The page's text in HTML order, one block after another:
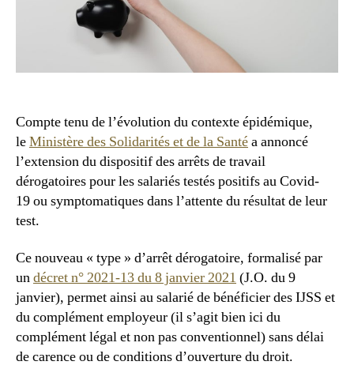
Compte tenu de l’évolution du contexte épidémique,
leMinistère des Solidarités et de la Santéa annoncé
l’extension du dispositif des arrêts de travail
dérogatoires pour les salariés testés positifs au Covid-
19 ou symptomatiques dans l’attente du résultat de leur
test.
Ce nouveau « type » d’arrêt dérogatoire, formalisé par
undécret n° 2021-13 du 8 janvier 2021 (J.O. du 9
janvier), permet ainsi au salarié de bénéficier des IJSS et
du complément employeur (il s’agit bien ici du
complément légal et non pas conventionnel) sans délai
de carence ou de conditions d’ouverture du droit.